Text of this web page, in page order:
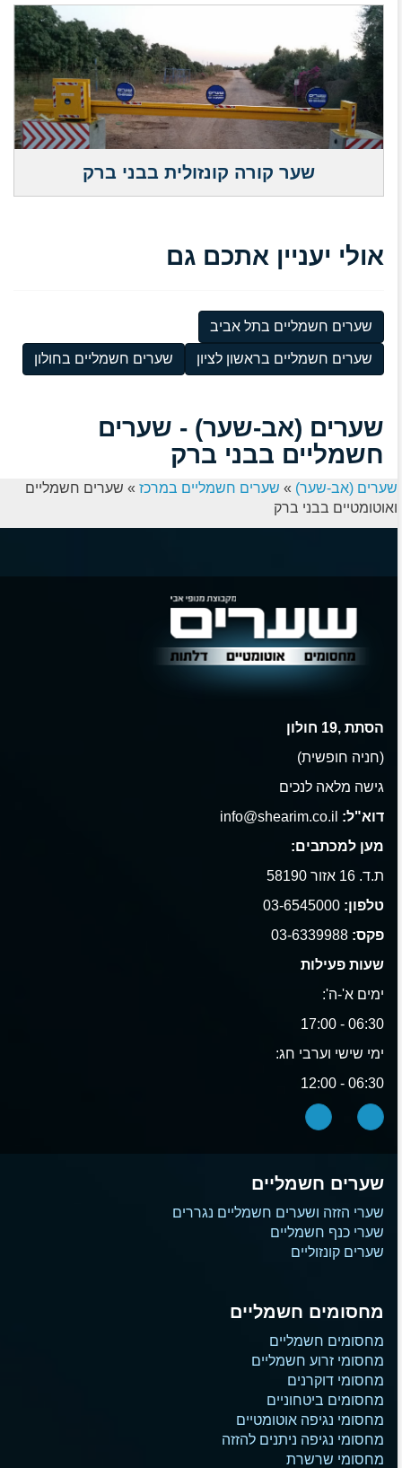
שער קורה קונזולית בבני ברק
אולי יעניין אתכם גם
שערים חשמליים בתל אביב
שערים חשמליים בראשון לציון שערים חשמליים בחולון
שערים (אב-שער) - שערים
חשמליים בבני ברק
שערים (אב-שער) » שערים חשמליים במרכז » שערים חשמליים
ואוטומטיים בבני ברק
הסתת ,19 חולון
(חניה חופשית)
גישה מלאה לנכים
דוא"ל:
מען למכתבים:
ת.ד. 16 אזור 58190
טלפון:
פקס:
שעות פעילות
ימים א'-ה':
06:30 - 17:00
ימי שישי וערבי חג:
06:30 - 12:00
שערים חשמליים
שערי הזזה ושערים חשמליים נגררים
שערי כנף חשמליים
שערים קונזוליים
מחסומים חשמליים
מחסומים חשמליים
מחסומי זרוע חשמליים
מחסומי דוקרנים
מחסומים ביטחוניים
מחסומי נגיפה אוטומטיים
מחסומי נגיפה ניתנים להזזה
מחסומי שרשרת